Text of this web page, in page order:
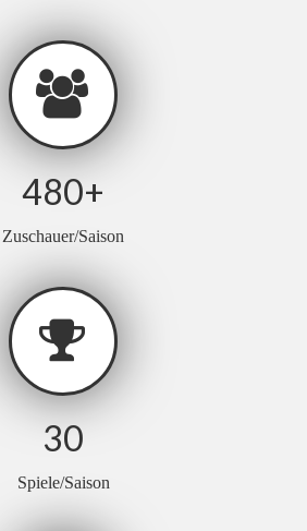
480+
Zuschauer/Saison
30
Spiele/Saison